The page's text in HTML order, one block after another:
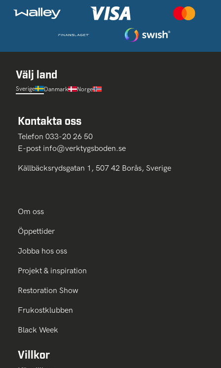
Välj land
Sverige Danmark Norge
Kontakta oss
Telefon 033-20 26 50
E-post info@verktygsboden.se
Källbäcksrydsgatan 1, 507 42 Borås, Sverige
Om oss
Öppettider
Jobba hos oss
Projekt & inspiration
Restoration Show
Frukostklubben
Black Week
Villkor